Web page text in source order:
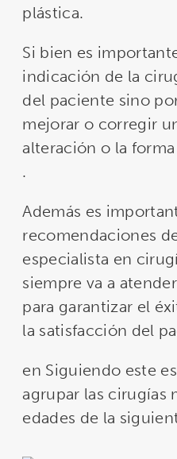
plástica.
Si bien es
indicación de la
del paciente sino
mejorar o corregir
alteración o la
.
Además es
recomendaciones
especialista en
siempre va a
para garantizar el
la satisfacción del
en Siguiendo este
agrupar las cirugías
edades de la